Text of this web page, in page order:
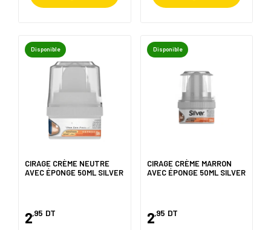
Disponible
CIRAGE CRÈME NEUTRE
AVEC ÉPONGE 50ML SILVER
2,95 DT
Disponible
CIRAGE CRÈME MARRON
AVEC ÉPONGE 50ML SILVER
2,95 DT